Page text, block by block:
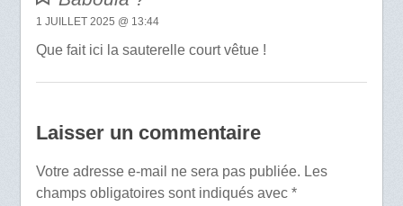
1 JUILLET 2025 @ 13:44
Que fait ici la sauterelle court vêtue !
Laisser un commentaire
Votre adresse e-mail ne sera pas publiée. Les
champs obligatoires sont indiqués avec *